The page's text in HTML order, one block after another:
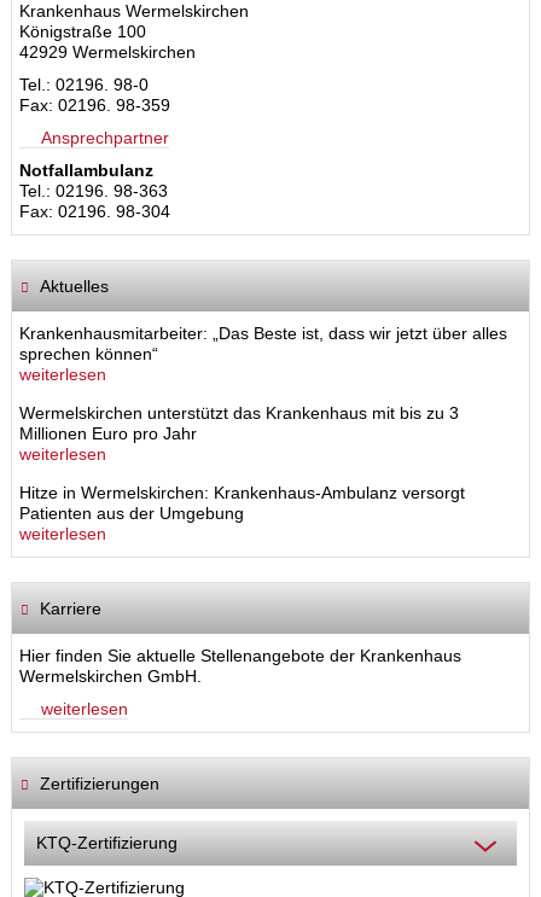
Krankenhaus Wermelskirchen
Königstraße 100
42929 Wermelskirchen
Tel.: 02196. 98-0
Fax: 02196. 98-359
Ansprechpartner
Notfallambulanz
Tel.: 02196. 98-363
Fax: 02196. 98-304
Aktuelles
Krankenhausmitarbeiter: „Das Beste ist, dass wir jetzt über alles
sprechen können“
weiterlesen
Wermelskirchen unterstützt das Krankenhaus mit bis zu 3
Millionen Euro pro Jahr
weiterlesen
Hitze in Wermelskirchen: Krankenhaus-Ambulanz versorgt
Patienten aus der Umgebung
weiterlesen
Karriere
Hier finden Sie aktuelle Stellenangebote der Krankenhaus
Wermelskirchen GmbH.
weiterlesen
Zertifizierungen
KTQ-Zertifizierung